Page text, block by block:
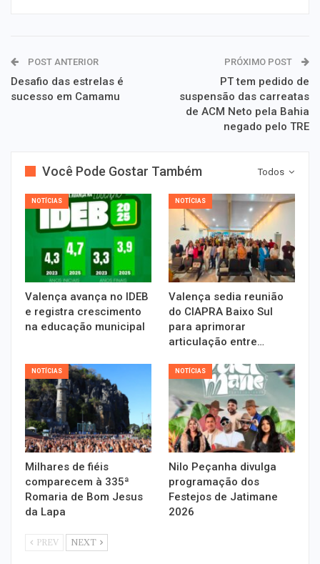
POST ANTERIOR
Desafio das estrelas é
sucesso em Camamu
PRÓXIMO POST
PT tem pedido de
suspensão das carreatas
de ACM Neto pela Bahia
negado pelo TRE
Todos
Você Pode Gostar Também
NOTÍCIAS
Valença avança no IDEB
e registra crescimento
na educação municipal
NOTÍCIAS
Valença sedia reunião
do CIAPRA Baixo Sul
para aprimorar
articulação entre…
NOTÍCIAS
Milhares de fiéis
comparecem à 335ª
Romaria de Bom Jesus
da Lapa
NOTÍCIAS
Nilo Peçanha divulga
programação dos
Festejos de Jatimane
2026
PREV NEXT